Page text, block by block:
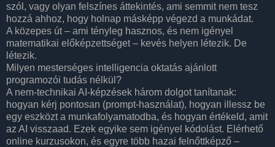
szól, vagy olyan felszínes áttekintés, ami semmit nem tesz
hozzá ahhoz, hogy holnap másképp végezd a munkádat.
A közepes út – ami tényleg hasznos, és nem igényel
matematikai előképzettséget – kevés helyen létezik. De
létezik.
Milyen mesterséges intelligencia oktatás ajánlott
programozói tudás nélkül?
A nem-technikai AI-képzések három dolgot tanítanak:
hogyan kérj pontosan (prompt-használat), hogyan illessz be
egy eszközt a munkafolyamatodba, és hogyan értékeld, amit
az AI visszaad. Ezek egyike sem igényel kódolást. Elérhető
online kurzusokon, és egyre több hazai felnőttképző –